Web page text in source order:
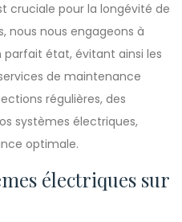
cruciale pour la longévité de
nous nous engageons à
parfait état, évitant ainsi les
de maintenance
régulières, des
systèmes électriques,
optimale.
électriques sur